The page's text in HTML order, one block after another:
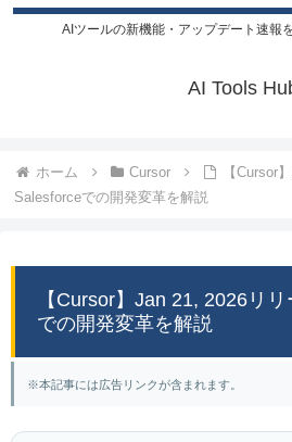
AIツールの新機能・アップデート速報
AI Tools
ホーム Cursor
【Cursor
Salesforceでの開発変革を解説
【Cursor】Jan 21, 2026リ
での開発変革を解説
※本記事には広告リンクが含まれます。